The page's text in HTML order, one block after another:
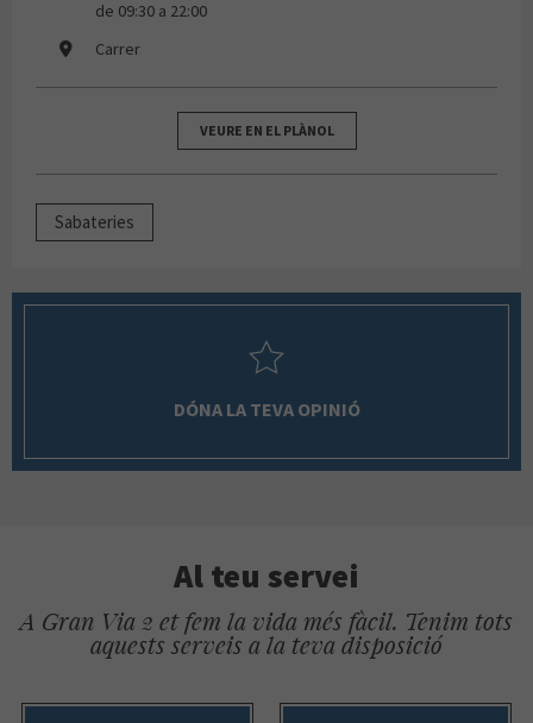
de 09:30 a 22:00
Carrer
VEURE EN EL PLÀNOL
Sabateries
DÓNA LA TEVA OPINIÓ
Al teu servei
A Gran Via 2 et fem la vida més fàcil. Tenim tots
aquests serveis a la teva disposició